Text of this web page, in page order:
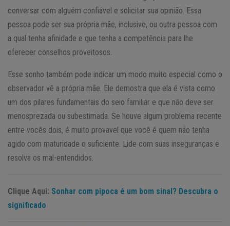
conversar com alguém confiável e solicitar sua opinião. Essa
pessoa pode ser sua própria mãe, inclusive, ou outra pessoa com
a qual tenha afinidade e que tenha a competência para lhe
oferecer conselhos proveitosos.
Esse sonho também pode indicar um modo muito especial como o
observador vê a própria mãe. Ele demostra que ela é vista como
um dos pilares fundamentais do seio familiar e que não deve ser
menosprezada ou subestimada. Se houve algum problema recente
entre vocês dois, é muito provavel que você é quem não tenha
agido com maturidade o suficiente. Lide com suas inseguranças e
resolva os mal-entendidos.
Clique Aqui: Sonhar com pipoca é um bom sinal? Descubra o
significado